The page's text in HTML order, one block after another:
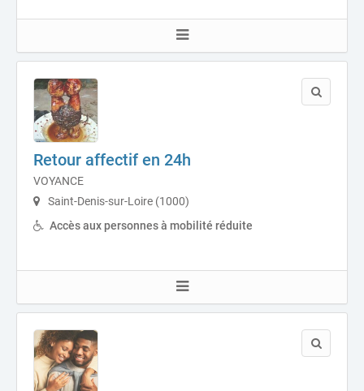
Retour affectif en 24h
VOYANCE
Saint-Denis-sur-Loire (1000)
Accès aux personnes à mobilité réduite